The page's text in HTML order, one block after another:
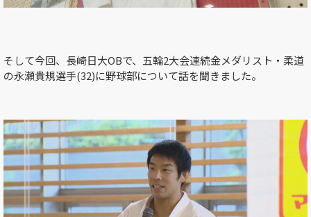
そして今回、長崎日大OBで、五輪2大会連続金メダリスト・柔道
の永瀬貴規選手(32)に野球部について話を聞きました。